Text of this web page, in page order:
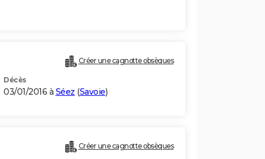
Créer une cagnotte obsèques
Décès
03/01/2016 à Séez (Savoie)
Créer une cagnotte obsèques